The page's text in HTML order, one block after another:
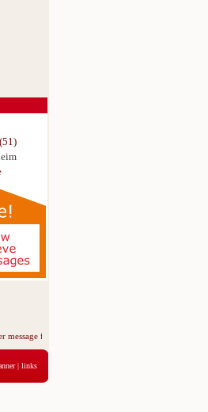
for just 5,95€ for 3 days
| links